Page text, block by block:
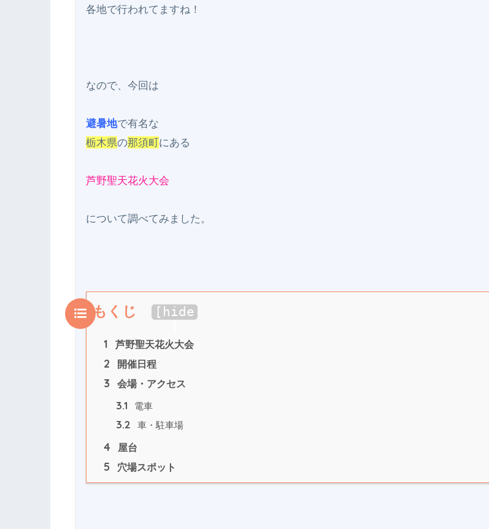
各地で行われてますね！
なので、今回は
避暑地
栃木県の那須町にある
芦野聖天花火大会
もくじ [ hide
1 芦野聖天花火大会
2 開催日程
3 会場・アクセス
3.1 電車
3.2 車・駐車場
4 屋台
5 穴場スポット